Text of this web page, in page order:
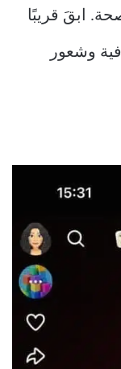
ابقَ قريبًا
وشعور